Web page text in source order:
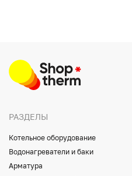
РАЗДЕЛЫ
Котельное оборудование
Водонагреватели и баки
Арматура